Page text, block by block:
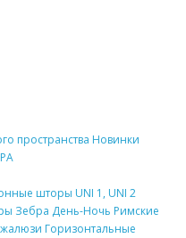
пространства Новинки
шторы UNI 1, UNI 2
Зебра День-Ночь Римские
Горизонтальные